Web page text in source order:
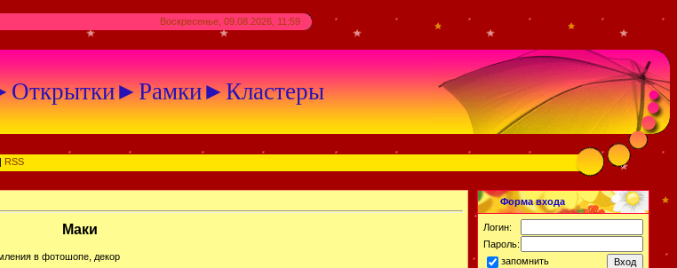
Воскресенье, 09.08.2026, 11:59
| RSS
Маки
в фотошопе, декор
Форма входа
Логин:
Пароль:
запомнить